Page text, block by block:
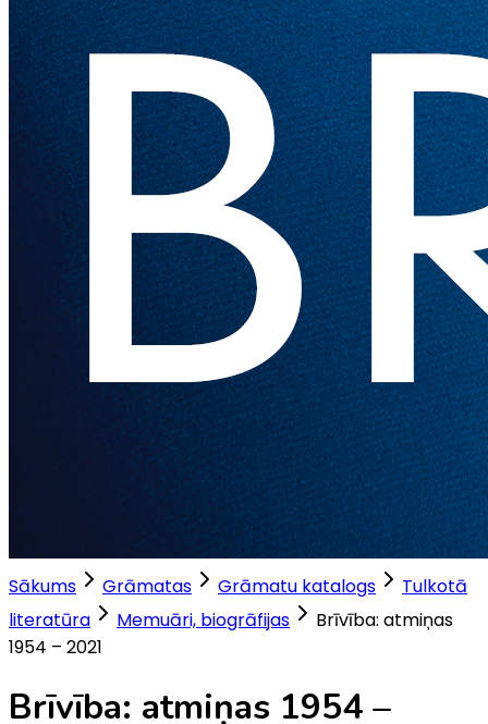
Sākums Grāmatas Grāmatu katalogs
Tulkotā
literatūra
Memuāri, biogrāfijas
Brīvība: atmiņas
1954 – 2021
Brīvība: atmiņas 1954 –